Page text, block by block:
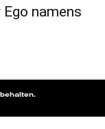
namens